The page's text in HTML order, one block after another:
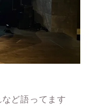
ど語ってます